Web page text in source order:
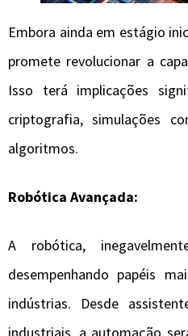
Embora ainda em estágio
promete revolucionar a
Isso terá implicações
criptografia, simulações
algoritmos.
Robótica Avançada:
A robótica,
desempenhando papéis
indústrias. Desde